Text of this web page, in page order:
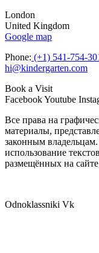
London
United Kingdom
Google map
Phone: (+1) 541-754-
hi@kindergarten.com
Book a Visit
FacebookYoutube
Все права на
материалы,
законным
использование
размещённых на
Odnoklassniki Vk